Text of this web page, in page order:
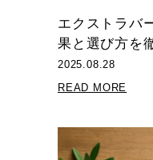
エクストラバ
果と選び方を
2025.08.28
READ MORE